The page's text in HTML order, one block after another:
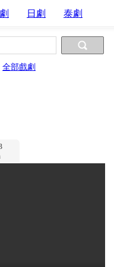
日劇 泰劇
全部戲劇